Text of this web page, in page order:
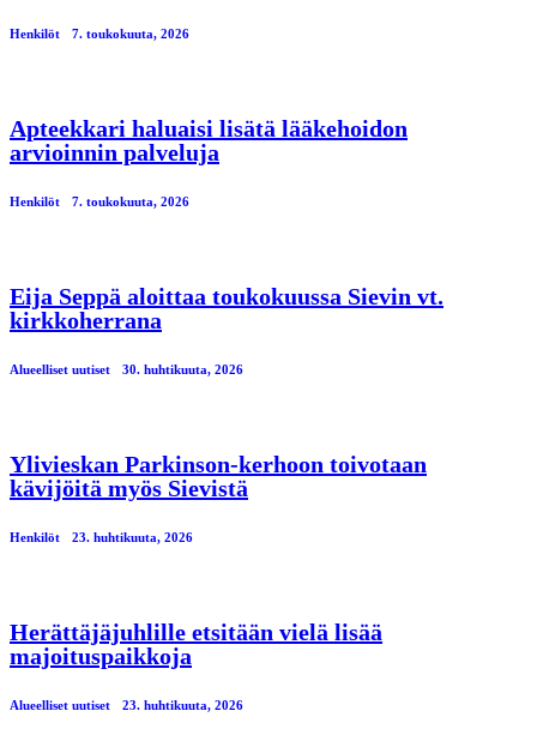
Henkilöt 7. toukokuuta, 2026
Apteekkari haluaisi lisätä lääkehoidon
arvioinnin palveluja
Henkilöt 7. toukokuuta, 2026
Eija Seppä aloittaa toukokuussa Sievin vt.
kirkkoherrana
Alueelliset uutiset 30. huhtikuuta, 2026
Ylivieskan Parkinson-kerhoon toivotaan
kävijöitä myös Sievistä
Henkilöt 23. huhtikuuta, 2026
Herättäjäjuhlille etsitään vielä lisää
majoituspaikkoja
Alueelliset uutiset 23. huhtikuuta, 2026